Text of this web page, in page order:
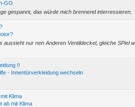
GO
gespannt, das würde mich brennend interressieren.
aussieht nur nen Anderen Ventildeckel, gleiche SPiel
!!
- Innentürverkleidung wechseln
Klima
ab mit Klima